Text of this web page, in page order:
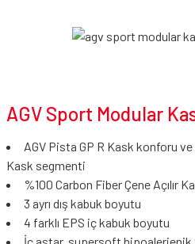
AGV Sport Modular
AGV Pista GP R Kask konforu
Kask segmenti
%100 Carbon Fiber Çene Açılır
3 ayrı dış kabuk boyutu
4 farklı EPS iç kabuk boyutu